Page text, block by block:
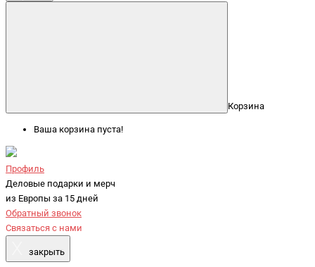
Корзина
Ваша корзина пуста!
Профиль
Деловые подарки и мерч
из Европы за 15 дней
Обратный звонок
Связаться с нами
закрыть